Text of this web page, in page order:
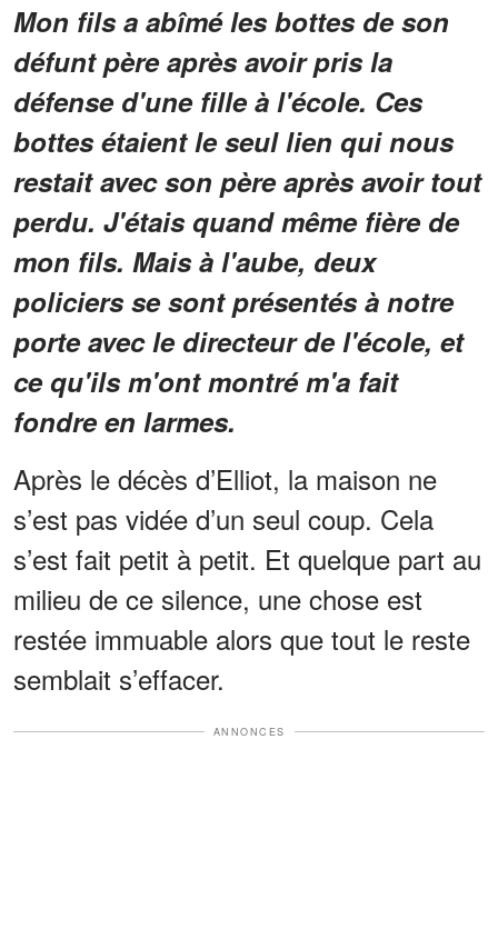
Mon fils a abîmé les bottes de son
défunt père après avoir pris la
défense d'une fille à l'école. Ces
bottes étaient le seul lien qui nous
restait avec son père après avoir tout
perdu. J'étais quand même fière de
mon fils. Mais à l'aube, deux
policiers se sont présentés à notre
porte avec le directeur de l'école, et
ce qu'ils m'ont montré m'a fait
fondre en larmes.
Après le décès d’Elliot, la maison ne
s’est pas vidée d’un seul coup. Cela
s’est fait petit à petit. Et quelque part au
milieu de ce silence, une chose est
restée immuable alors que tout le reste
semblait s’effacer.
ANNONCES